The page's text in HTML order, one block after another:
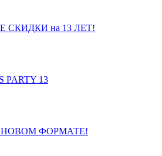
на 13 ЛЕТ!
PARTY 13
НОВОМ ФОРМАТЕ!